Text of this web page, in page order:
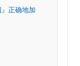
正确地加